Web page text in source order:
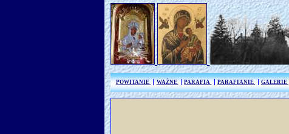
POWITANIE WAŻNE PARAFIA PARAFIANIE GALERIE